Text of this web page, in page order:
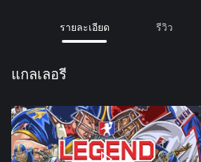
รายละเอียด รีวิว
แกลเลอรี